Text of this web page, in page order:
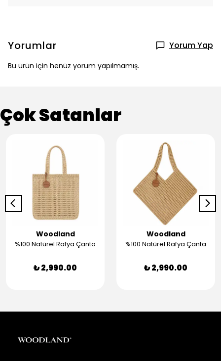
Yorumlar Yorum Yap
Bu ürün için henüz yorum yapılmamış.
Çok Satanlar
Woodland
%100 Natürel Rafya Çanta
₺ 2,990.00
Woodland
%100 Natürel Rafya Çanta
₺ 2,990.00